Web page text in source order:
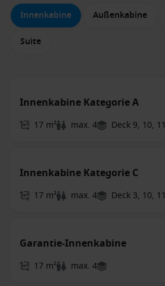
Innenkabine Außenkabine
Suite
Innenkabine Kategorie A
17 m² max. 4 Deck 9, 10, 11
Innenkabine Kategorie C
17 m² max. 4 Deck 3, 10, 11
Garantie-Innenkabine
17 m² max. 4